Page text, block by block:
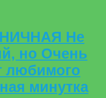
Не
но Очень
любимого
минутка